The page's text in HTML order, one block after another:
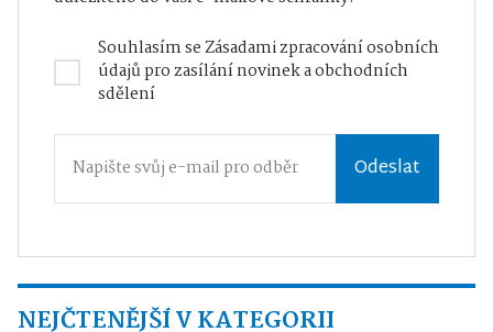
Souhlasím seZásadami zpracování osobních
údajůpro zasílání novinek a obchodních
sdělení
Odeslat
NEJČTENĚJŠÍ V KATEGORII